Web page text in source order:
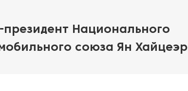
президент Национального
союза Ян Хайцеэр